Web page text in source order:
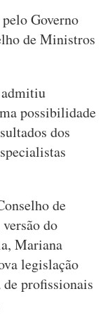
Governo
de Ministros
possibilidade
dos
de
do
Mariana
legislação
profissionais